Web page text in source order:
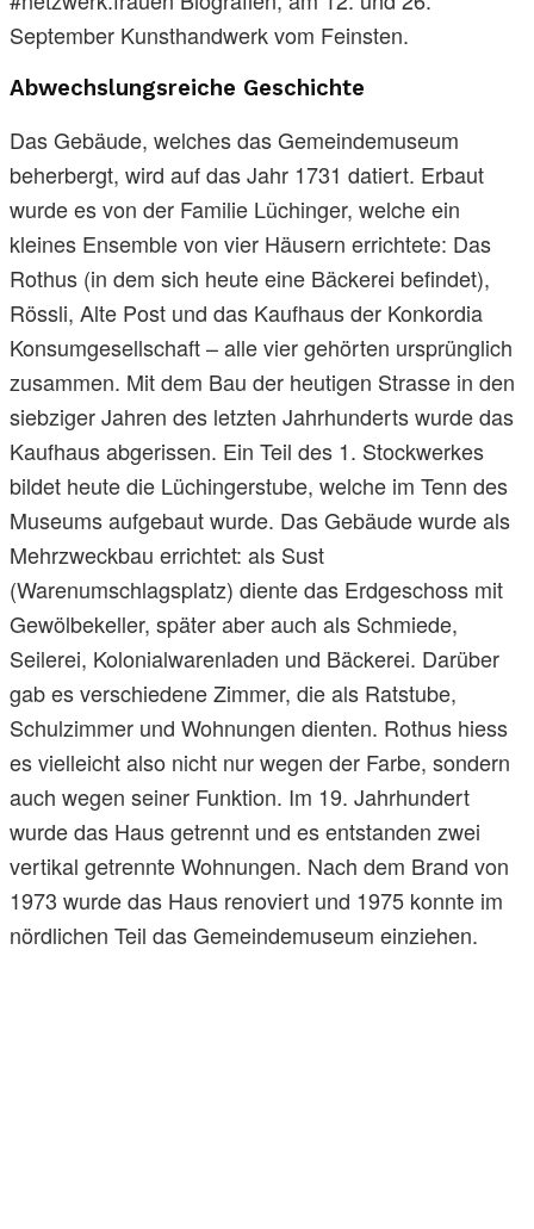
September Kunsthandwerk vom Feinsten.
Abwechslungsreiche Geschichte
Das Gebäude, welches das Gemeindemuseum
beherbergt, wird auf das Jahr 1731 datiert. Erbaut
wurde es von der Familie Lüchinger, welche ein
kleines Ensemble von vier Häusern errichtete: Das
Rothus (in dem sich heute eine Bäckerei befindet),
Rössli, Alte Post und das Kaufhaus der Konkordia
Konsumgesellschaft – alle vier gehörten ursprünglich
zusammen. Mit dem Bau der heutigen Strasse in den
siebziger Jahren des letzten Jahrhunderts wurde das
Kaufhaus abgerissen. Ein Teil des 1. Stockwerkes
bildet heute die Lüchingerstube, welche im Tenn des
Museums aufgebaut wurde. Das Gebäude wurde als
Mehrzweckbau errichtet: als Sust
(Warenumschlagsplatz) diente das Erdgeschoss mit
Gewölbekeller, später aber auch als Schmiede,
Seilerei, Kolonialwarenladen und Bäckerei. Darüber
gab es verschiedene Zimmer, die als Ratstube,
Schulzimmer und Wohnungen dienten. Rothus hiess
es vielleicht also nicht nur wegen der Farbe, sondern
auch wegen seiner Funktion. Im 19. Jahrhundert
wurde das Haus getrennt und es entstanden zwei
vertikal getrennte Wohnungen. Nach dem Brand von
1973 wurde das Haus renoviert und 1975 konnte im
nördlichen Teil das Gemeindemuseum einziehen.